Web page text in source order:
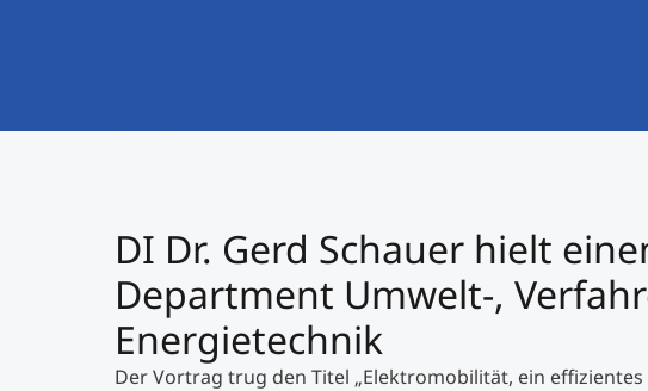
DI Dr. Gerd Schauer hielt
Department Umwelt-,
Energietechnik
Der Vortrag trug den Titel „Elektromobilität, ein